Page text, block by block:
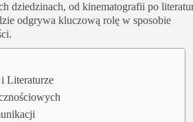
dziedzinach, od kinematografii po
odgrywa kluczową rolę w sposobie
Literaturze